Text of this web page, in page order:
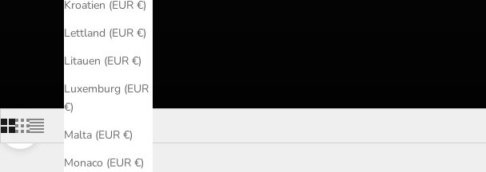
Kroatien (EUR €)
Lettland (EUR €)
Litauen (EUR €)
Luxemburg (EUR
€)
Malta (EUR €)
Monaco (EUR €)
Navigieren Sie zum nächsten Abschnitt